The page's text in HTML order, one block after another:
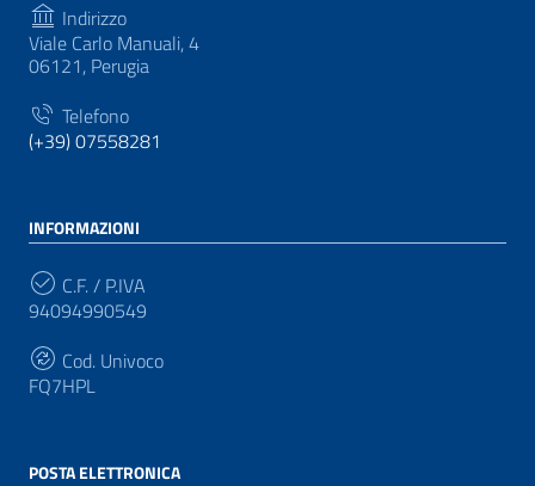
Indirizzo
Viale Carlo Manuali, 4
06121, Perugia
Telefono
(+39) 07558281
INFORMAZIONI
C.F. / P.IVA
94094990549
Cod. Univoco
FQ7HPL
POSTA ELETTRONICA